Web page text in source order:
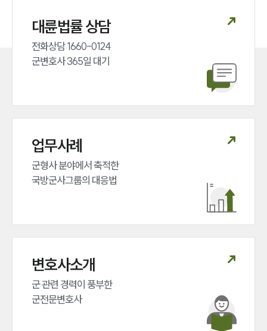
대륜법률 상담
전화상담 1660-0124
군변호사 365일 대기
업무사례
군형사 분야에서 축적한
국방군사그룹의 대응법
변호사소개
군 관련 경력이 풍부한
군전문변호사